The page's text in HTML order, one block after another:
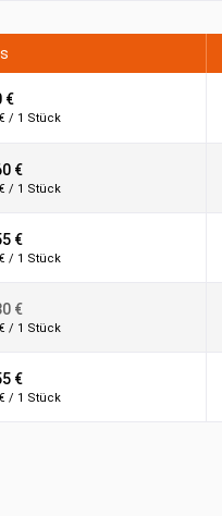
€
/ 1 Stück
€
/ 1 Stück
€
/ 1 Stück
€
/ 1 Stück
€
/ 1 Stück